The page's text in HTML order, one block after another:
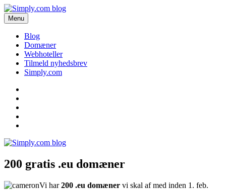
Videre
til
indhold
Simply.com blog
Få de seneste nyheder om domæner og webhoteller her.
Menu
Blog
Domæner
Webhoteller
Tilmeld nyhedsbrev
Simply.com
200 gratis .eu domæner
Vi har200 .eu domæner vi skal af med inden 1. feb.